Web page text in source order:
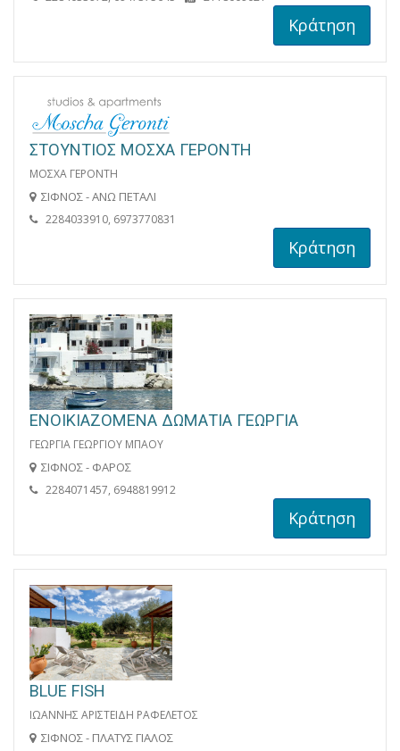
Κράτηση
ΣΤΟΥΝΤΙΟΣ ΜΟΣΧΑ ΓΕΡΟΝΤΗ
ΜΟΣΧΑ ΓΕΡΟΝΤΗ
ΣΙΦΝΟΣ - ΑΝΩ ΠΕΤΑΛΙ
2284033910, 6973770831
Κράτηση
ΕΝΟΙΚΙΑΖΟΜΕΝΑ ΔΩΜΑΤΙΑ ΓΕΩΡΓΙΑ
ΓΕΩΡΓΙΑ ΓΕΩΡΓΙΟΥ ΜΠΑΟΥ
ΣΙΦΝΟΣ - ΦΑΡΟΣ
2284071457, 6948819912
Κράτηση
BLUE FISH
ΙΩΑΝΝΗΣ ΑΡΙΣΤΕΙΔΗ ΡΑΦΕΛΕΤΟΣ
ΣΙΦΝΟΣ - ΠΛΑΤΥΣ ΓΙΑΛΟΣ